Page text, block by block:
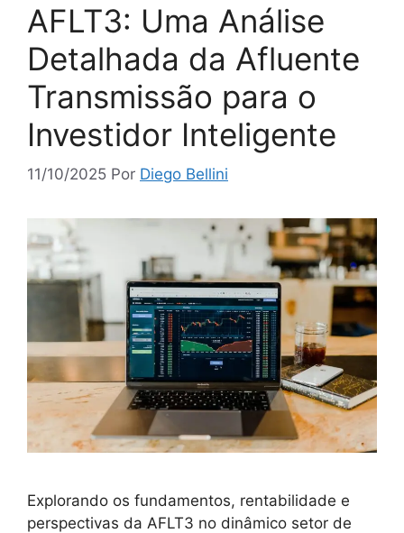
AFLT3: Uma Análise
Detalhada da Afluente
Transmissão para o
Investidor Inteligente
11/10/2025 Por Diego Bellini
Explorando os fundamentos, rentabilidade e
perspectivas da AFLT3 no dinâmico setor de